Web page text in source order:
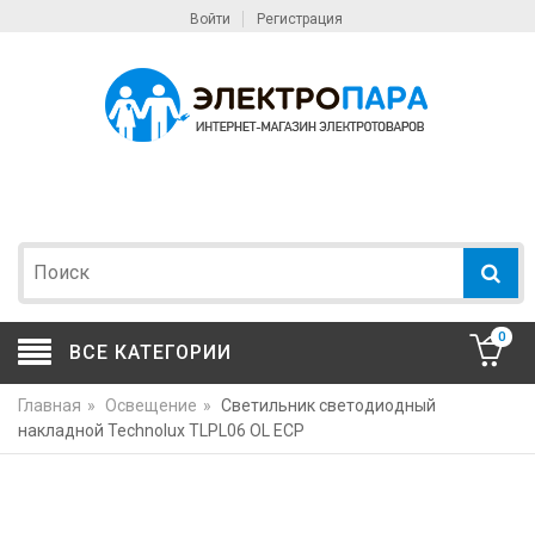
Войти Регистрация
ВСЕ КАТЕГОРИИ
0
Главная » Освещение » Светильник светодиодный
накладной Technolux TLPL06 OL ECP